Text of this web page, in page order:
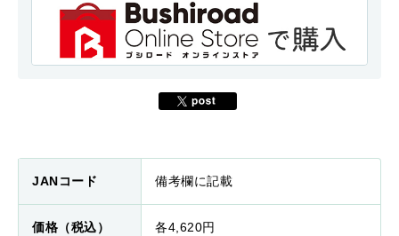
JANコード 備考欄に記載
価格（税込） 各4,620円